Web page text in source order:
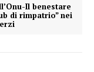
Il benestare
di rimpatrio” nei